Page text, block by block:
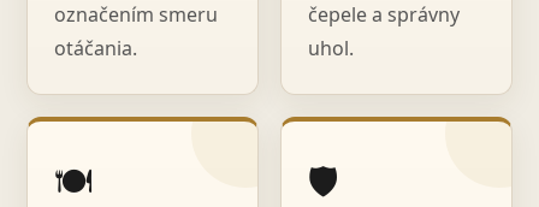
označením smeru
otáčania.
čepele a správny
uhol.
🍽️ 🛡️